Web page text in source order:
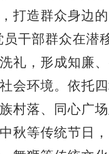
打造群众身边
员干部群众在潜
礼，形成知廉
会环境。依托
村落、同心广
秋等传统节日